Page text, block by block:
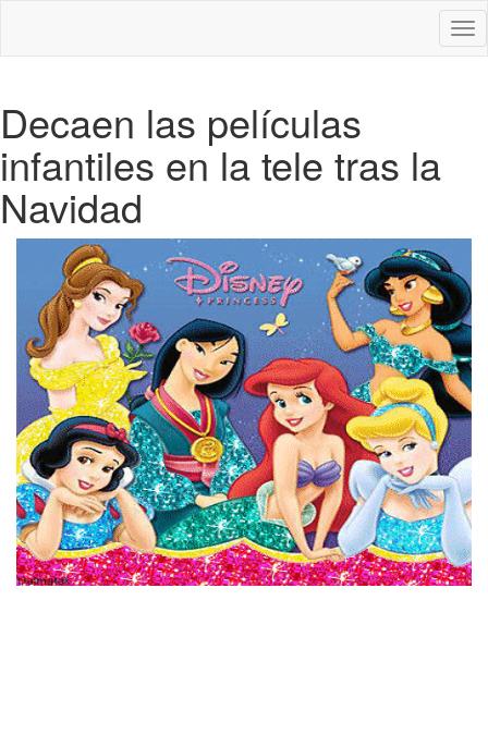
Decaen las películas
infantiles en la tele tras la
Navidad